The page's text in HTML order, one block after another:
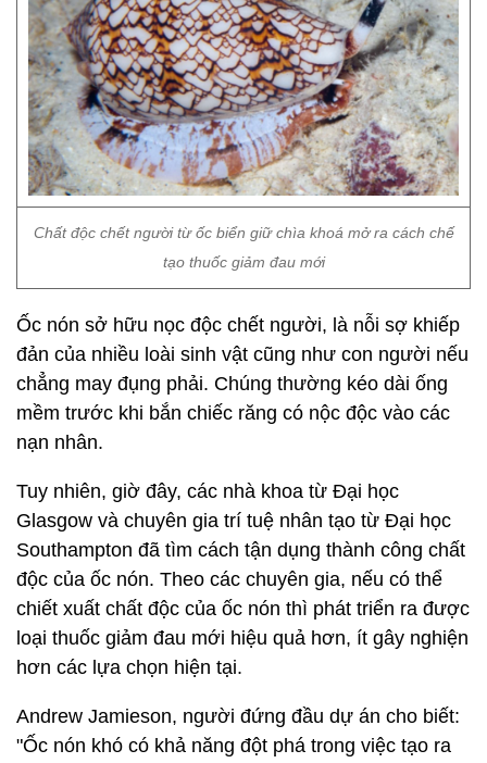
Chất độc chết người từ ốc biển giữ chìa khoá mở ra cách chế
tạo thuốc giảm đau mới
Ốc nón sở hữu nọc độc chết người, là nỗi sợ khiếp
đản của nhiều loài sinh vật cũng như con người nếu
chẳng may đụng phải. Chúng thường kéo dài ống
mềm trước khi bắn chiếc răng có nộc độc vào các
nạn nhân.
Tuy nhiên, giờ đây, các nhà khoa từ Đại học
Glasgow và chuyên gia trí tuệ nhân tạo từ Đại học
Southampton đã tìm cách tận dụng thành công chất
độc của ốc nón. Theo các chuyên gia, nếu có thể
chiết xuất chất độc của ốc nón thì phát triển ra được
loại thuốc giảm đau mới hiệu quả hơn, ít gây nghiện
hơn các lựa chọn hiện tại.
Andrew Jamieson, người đứng đầu dự án cho biết:
"Ốc nón khó có khả năng đột phá trong việc tạo ra